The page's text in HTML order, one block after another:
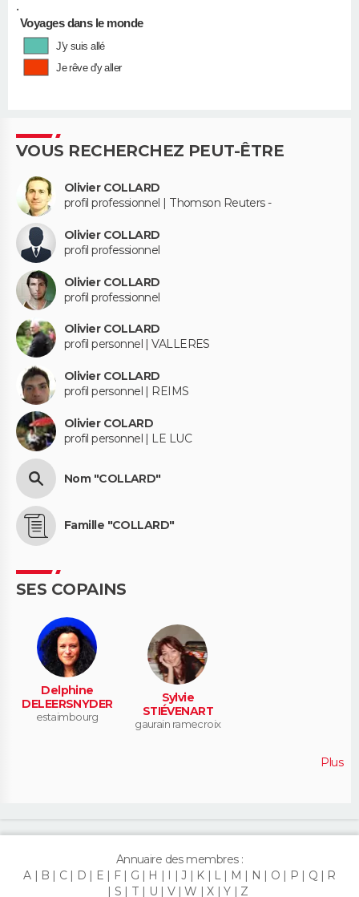
•
Voyages dans le monde
J'y suis allé
Je rêve d'y aller
VOUS RECHERCHEZ PEUT-ÊTRE
Olivier COLLARD
profil professionnel | Thomson Reuters -
Olivier COLLARD
profil professionnel
Olivier COLLARD
profil professionnel
Olivier COLLARD
profil personnel | VALLERES
Olivier COLLARD
profil personnel | REIMS
Olivier COLARD
profil personnel | LE LUC
Nom "COLLARD"
Famille "COLLARD"
SES COPAINS
Delphine
DELEERSNYDER
estaimbourg
Sylvie
STIÉVENART
gaurain ramecroix
Plus
Annuaire des membres :
A
B C D E F G H I J K L M N O P Q
R
S
T U V W X Y Z